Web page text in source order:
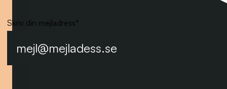
Skriv din mejladress*